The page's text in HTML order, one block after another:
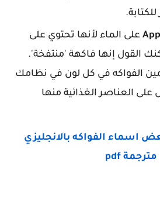
على الماء لأنها تحتوي على
القول إنها فاكهة 'منتفخة'.
الفواكه في كل لون في نظامك
العناصر الغذائية منها
اسماء الفواكه بالانجليزي
مترجمة pdf